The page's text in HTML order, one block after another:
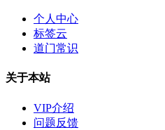
个人中心
标签云
道门常识
关于本站
VIP介绍
问题反馈